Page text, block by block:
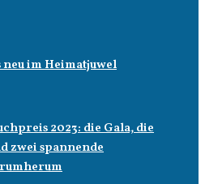
im Heimatjuwel
2023: die Gala, die
zwei spannende